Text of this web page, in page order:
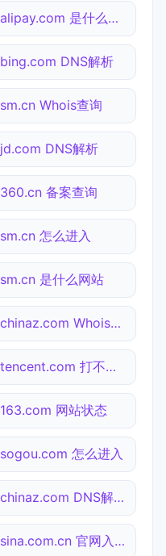
alipay.com 是什么网站
bing.com DNS解析
sm.cn Whois查询
jd.com DNS解析
360.cn 备案查询
sm.cn 怎么进入
sm.cn 是什么网站
chinaz.com Whois查询
tencent.com 打不开检测
163.com 网站状态
sogou.com 怎么进入
chinaz.com DNS解析
sina.com.cn 官网入口